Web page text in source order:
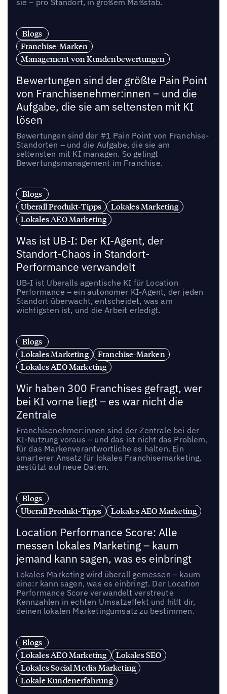
Blogs
Franchise-Marken
Management von Kundenbewertungen
Bewertungen sind der größte Pain Point
von Franchisenehmer:innen – und die
Aufgabe, die sie am seltensten mit KI
lösen
Bewertungen sind der #1 Pain Point von Franchise-
Standorten – und die Aufgabe, die sie am
seltensten mit KI managen. So gelingt
Bewertungsmanagement im Franchise.
Blogs
Uberall Produkt-Tipps
Lokales Marketing
Lokales AEO Marketing
Was ist UB-I: Der KI-Agent, der
Standort-Chaos in Standort-
Performance verwandelt
UB-I ist Uberalls agentische KI für Location
Performance – ein autonomer KI-Agent, der jeden
Standort überwacht, entscheidet, was am
wichtigsten ist, und die Arbeit erledigt.
Blogs
Lokales Marketing
Franchise-Marken
Lokales AEO Marketing
Wir haben 300 Franchises gefragt, wer
bei KI vorne liegt – es war nicht die
Zentrale
Franchisenehmer:innen sind der Zentrale bei der
KI-Nutzung voraus – und das ist nicht das Problem,
für das Markenverantwortliche es halten. Ein
smarterer Ansatz für lokales Franchisemarketing,
gestützt auf neue Daten.
Blogs
Uberall Produkt-Tipps
Lokales AEO Marketing
Location Performance Score: Alle
messen lokales Marketing – kaum
jemand kann sagen, was es einbringt
Lokales Marketing wird überall gemessen – kaum
eine:r kann sagen, was es einbringt. Der Location
Performance Score verwandelt verstreute
Kennzahlen in echten Umsatzeffekt und hilft dir,
deinen lokalen Marketingumsatz zu bestimmen.
Blogs
Lokales AEO Marketing
Lokales SEO
Lokales Social Media Marketing
Lokale Kundenerfahrung